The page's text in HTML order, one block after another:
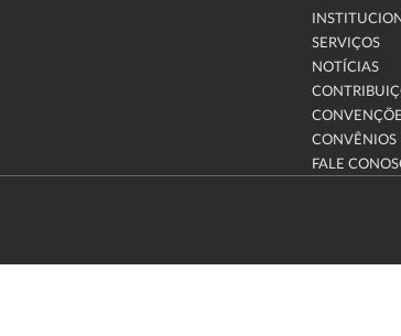
SERVIÇOS
NOTÍCIAS
CONVÊNIOS
FALE